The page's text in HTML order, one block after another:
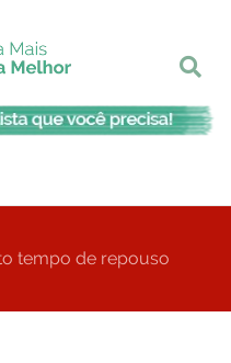
tempo de repouso